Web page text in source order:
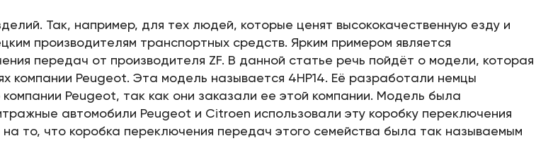
Так, например, для тех людей, которые ценят высококачественную езду и
производителям транспортных средств. Ярким примером является
передач от производителя ZF. В данной статье речь пойдёт о модели, которая
компании Peugeot. Эта модель называется 4HP14. Её разработали немцы
Peugeot, так как они заказали ее этой компании. Модель была
автомобили Peugeot и Citroen использовали эту коробку переключения
то, что коробка переключения передач этого семейства была так называемым